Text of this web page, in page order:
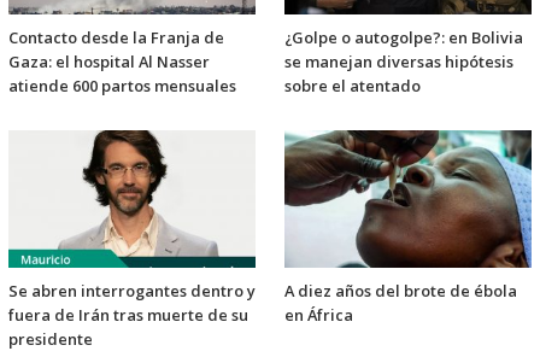
Contacto desde la Franja de
Gaza: el hospital Al Nasser
atiende 600 partos mensuales
¿Golpe o autogolpe?: en Bolivia
se manejan diversas hipótesis
sobre el atentado
Se abren interrogantes dentro y
fuera de Irán tras muerte de su
presidente
A diez años del brote de ébola
en África